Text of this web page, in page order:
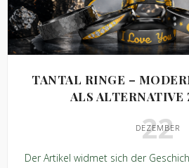
TANTAL RINGE –
ALS ALTERNATIVE
22
DEZEMBER
Der Artikel widmet sich der